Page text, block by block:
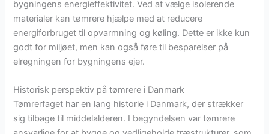
bygningens energieffektivitet. Ved at vælge isolerende
materialer kan tømrere hjælpe med at reducere
energiforbruget til opvarmning og køling. Dette er ikke kun
godt for miljøet, men kan også føre til besparelser på
elregningen for bygningens ejer.
Historisk perspektiv på tømrere i Danmark
Tømrerfaget har en lang historie i Danmark, der strækker
sig tilbage til middelalderen. I begyndelsen var tømrere